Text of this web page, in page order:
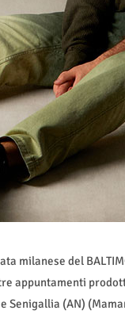
milanese del
appuntamenti
Senigallia (AN)